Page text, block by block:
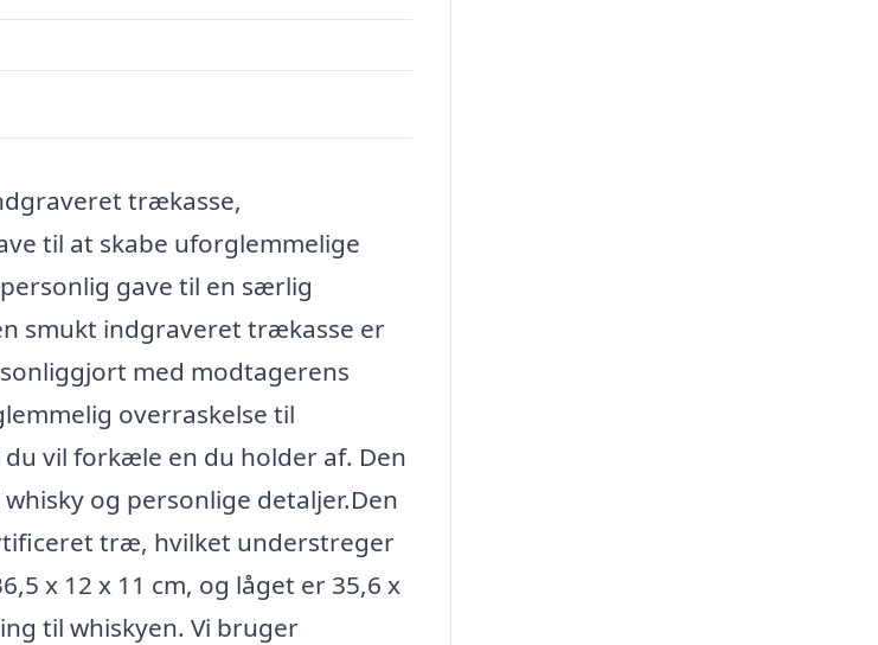
trækasse,
til at skabe uforglemmelige
gave til en særlig
smukt indgraveret trækasse er
med modtagerens
overraskelse til
vil forkæle en du holder af. Den
og personlige detaljer.Den
træ, hvilket understreger
x 12 x 11 cm, og låget er 35,6 x
til whiskyen. Vi bruger